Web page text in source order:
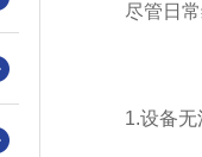
尽管日常维
1.设备无